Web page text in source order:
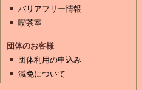
バリアフリー情報
喫茶室
団体のお客様
団体利用の申込み
減免について